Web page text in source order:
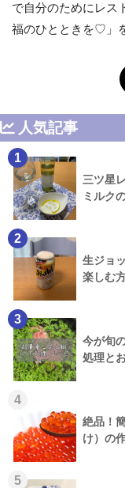
で自分のためにレス
福のひとときを♡」
人気記事
1
三ツ星
ミルク
2
生ジョ
楽しむ
3
今が旬
処理と
4
絶品！
け）の
5